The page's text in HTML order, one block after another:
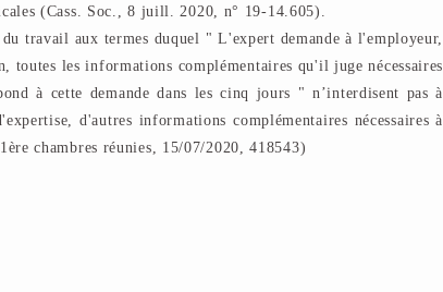
(Cass. Soc., 8 juill. 2020, n° 19-14.605).
travail aux termes duquel " L'expert demande à l'employeur,
toutes les informations complémentaires qu'il juge nécessaires
à cette demande dans les cinq jours " n’interdisent pas à
d'autres informations complémentaires nécessaires à
chambres réunies, 15/07/2020, 418543)